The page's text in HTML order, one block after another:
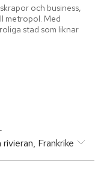
och business,
metropol. Med
stad som liknar
rivieran, Frankrike